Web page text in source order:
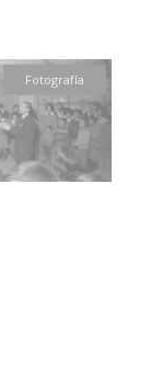
Fotografía